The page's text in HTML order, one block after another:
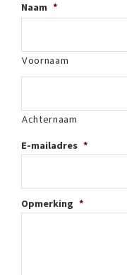
Naam *
Voornaam
Achternaam
E-mailadres *
Opmerking *